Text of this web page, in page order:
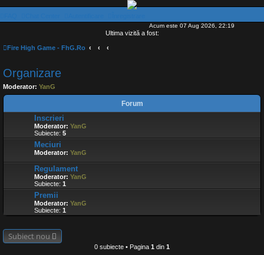
Acum este 07 Aug 2026, 22:19
Ultima vizită a fost:
Fire High Game - FhG.Ro
Organizare
Moderator: YanG
Forum
Inscrieri
Moderator: YanG
Subiecte: 5
Meciuri
Moderator: YanG
Regulament
Moderator: YanG
Subiecte: 1
Premii
Moderator: YanG
Subiecte: 1
Subiect nou
0 subiecte • Pagina 1 din 1